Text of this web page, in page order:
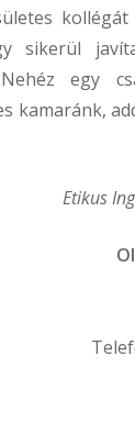
sikerül
egy
kamaránk,
Etikus